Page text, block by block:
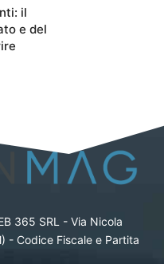
il
e del
365 SRL - Via Nicola
- Codice Fiscale e Partita